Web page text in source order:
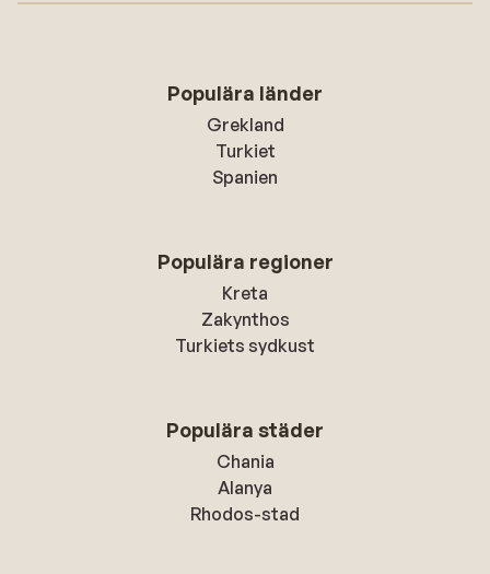
Populära länder
Grekland
Turkiet
Spanien
Populära regioner
Kreta
Zakynthos
Turkiets sydkust
Populära städer
Chania
Alanya
Rhodos-stad